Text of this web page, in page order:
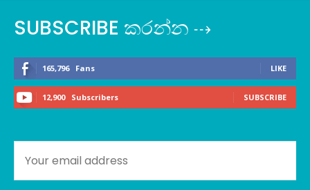
SUBSCRIBE කරන්න ⇢
165,796 Fans LIKE
12,900 Subscribers SUBSCRIBE